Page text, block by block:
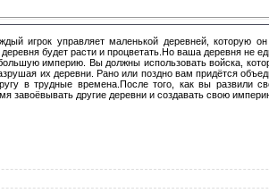
игрок управляет маленькой деревней, которую
будет расти и процветать.Но ваша деревня не
империю. Вы должны использовать войска,
их деревни. Рано или поздно вам придётся
в трудные времена.После того, как вы развили
завоёвывать другие деревни и создавать свою